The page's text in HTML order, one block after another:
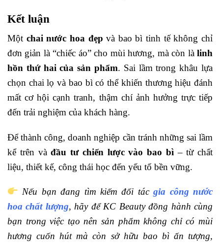
Kết luận
Một chai nước hoa đẹp và bao bì tinh tế không chỉ
đơn giản là “chiếc áo” cho mùi hương, mà còn là linh
hồn thứ hai của sản phẩm. Sai lầm trong khâu lựa
chọn chai lọ và bao bì có thể khiến thương hiệu đánh
mất cơ hội cạnh tranh, thậm chí ảnh hưởng trực tiếp
đến trải nghiệm của khách hàng.
Để thành công, doanh nghiệp cần tránh những sai lầm
kể trên vàđầu tư chiến lược vào bao bì – từ chất
liệu, thiết kế, công thái học đến yếu tố bền vững.
Nếu bạn đang tìm kiếm đối tácgia công nước
hoa chất lượng, hãy để KC Beauty đồng hành cùng
bạn trong việc tạo nên sản phẩm không chỉ có mùi
hương cuốn hút mà còn sở hữu bao bì ấn tượng,